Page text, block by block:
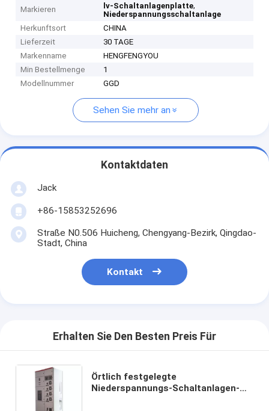
Markieren lv-Schaltanlagenplatte,
Niederspannungsschaltanlage
Herkunftsort
CHINA
Lieferzeit
30 TAGE
Markenname
HENGFENGYOU
Min Bestellmenge
1
Modellnummer
GGD
Sehen Sie mehr an
Kontaktdaten
Jack
+86-15853252696
Straße N0.506 Huicheng, Chengyang-Bezirk, Qingdao-
Stadt, China
Kontakt
Erhalten Sie Den Besten Preis Für
Örtlich festgelegte
Niederspannungs-Schaltanlagen-